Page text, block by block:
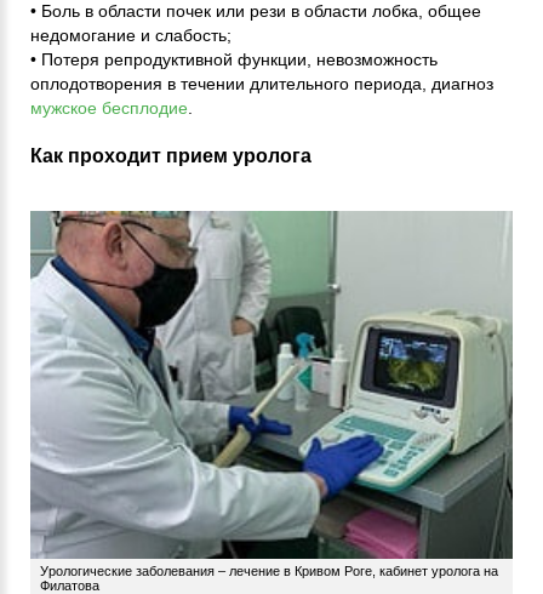
• Боль в области почек или рези в области лобка, общее
недомогание и слабость;
• Потеря репродуктивной функции, невозможность
оплодотворения в течении длительного периода, диагноз
мужское бесплодие
Как проходит прием уролога
Урологические заболевания – лечение в Кривом Роге, кабинет уролога на
Филатова